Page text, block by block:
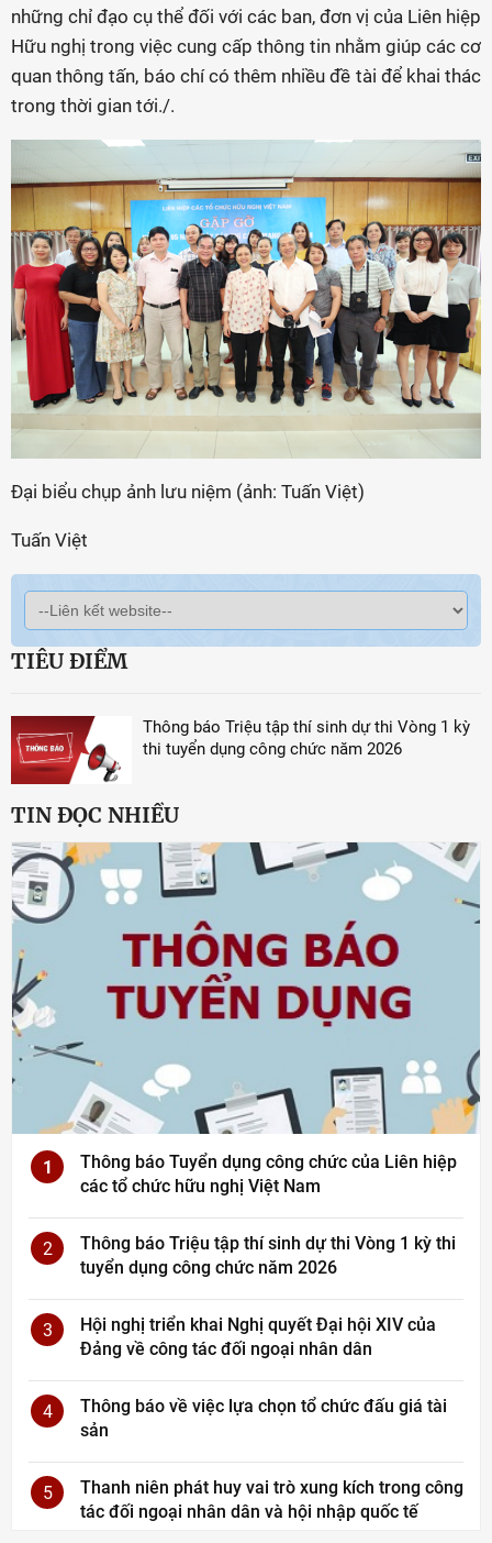
những chỉ đạo cụ thể đối với các ban, đơn vị của Liên hiệp
Hữu nghị trong việc cung cấp thông tin nhằm giúp các cơ
quan thông tấn, báo chí có thêm nhiều đề tài để khai thác
trong thời gian tới./.
Đại biểu chụp ảnh lưu niệm (ảnh: Tuấn Việt)
Tuấn Việt
TIÊU ĐIỂM
Thông báo Triệu tập thí sinh dự thi Vòng 1 kỳ
thi tuyển dụng công chức năm 2026
TIN ĐỌC NHIỀU
1
Thông báo Tuyển dụng công chức của Liên hiệp
các tổ chức hữu nghị Việt Nam
2
Thông báo Triệu tập thí sinh dự thi Vòng 1 kỳ thi
tuyển dụng công chức năm 2026
3
Hội nghị triển khai Nghị quyết Đại hội XIV của
Đảng về công tác đối ngoại nhân dân
4
Thông báo về việc lựa chọn tổ chức đấu giá tài
sản
5
Thanh niên phát huy vai trò xung kích trong công
tác đối ngoại nhân dân và hội nhập quốc tế